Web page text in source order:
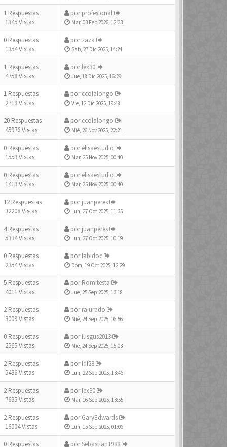
1 Respuestas
1345 Vistas
porprofesional
Mar, 03 Feb 2026, 12:33
0 Respuestas
1354 Vistas
porzaza
Sab, 27 Dic 2025, 14:24
1 Respuestas
4758 Vistas
porlex30
Jue, 18 Dic 2025, 16:29
1 Respuestas
2718 Vistas
porccolalongo
Vie, 12 Dic 2025, 19:48
20 Respuestas
45976 Vistas
porccolalongo
Mié, 26 Nov 2025, 22:21
0 Respuestas
1553 Vistas
porelisaestudio
Mar, 25 Nov 2025, 00:40
0 Respuestas
1413 Vistas
porelisaestudio
Mar, 25 Nov 2025, 00:40
12 Respuestas
32208 Vistas
porjuanperes
Lun, 27 Oct 2025, 11:35
4 Respuestas
5334 Vistas
porjuanperes
Lun, 27 Oct 2025, 10:19
0 Respuestas
2354 Vistas
porfabidoc
Dom, 19 Oct 2025, 12:29
5 Respuestas
4011 Vistas
porRomitesta
Jue, 25 Sep 2025, 13:18
2 Respuestas
3009 Vistas
porrajurado
Mié, 24 Sep 2025, 16:56
0 Respuestas
2565 Vistas
porIusgus2013
Mié, 24 Sep 2025, 15:03
2 Respuestas
5436 Vistas
porldf28
Lun, 22 Sep 2025, 13:46
2 Respuestas
7635 Vistas
porlex30
Mar, 16 Sep 2025, 13:55
2 Respuestas
16004 Vistas
porGaryEdwards
Lun, 15 Sep 2025, 01:06
0 Respuestas
porSebastian1988